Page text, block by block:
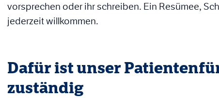
vorsprechen oder ihr schreiben. Ein Resümee,
jederzeit willkommen.
Dafür ist unser
zuständig